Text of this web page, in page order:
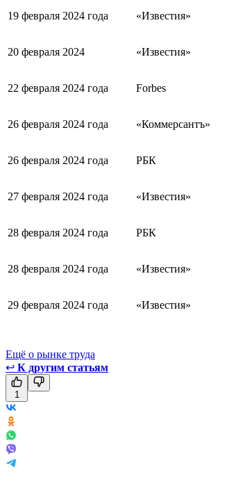
19 февраля 2024 года «Известия»
20 февраля 2024 «Известия»
22 февраля 2024 года Forbes
26 февраля 2024 года «Коммерсантъ»
26 февраля 2024 года РБК
27 февраля 2024 года «Известия»
28 февраля 2024 года РБК
28 февраля 2024 года «Известия»
29 февраля 2024 года «Известия»
Ещё о рынке труда
↩ К другим статьям
1